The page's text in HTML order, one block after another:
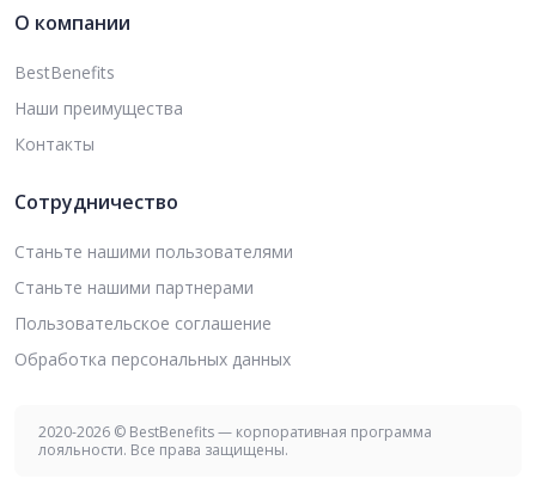
О компании
BestBenefits
Наши преимущества
Контакты
Сотрудничество
Станьте нашими пользователями
Станьте нашими партнерами
Пользовательское соглашение
Обработка персональных данных
2020-2026 © BestBenefits — корпоративная программа
лояльности. Все права защищены.